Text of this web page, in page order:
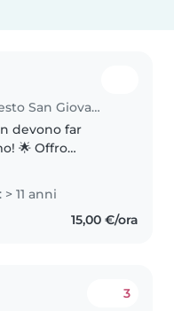
Educatore a Sesto San Giovanni
devono far
🌟 Offro
ripasso
al nuovo
— con un
11 anni
15,00 €/ora
3